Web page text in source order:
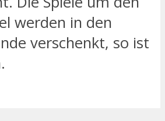
werden in den
verschenkt, so ist